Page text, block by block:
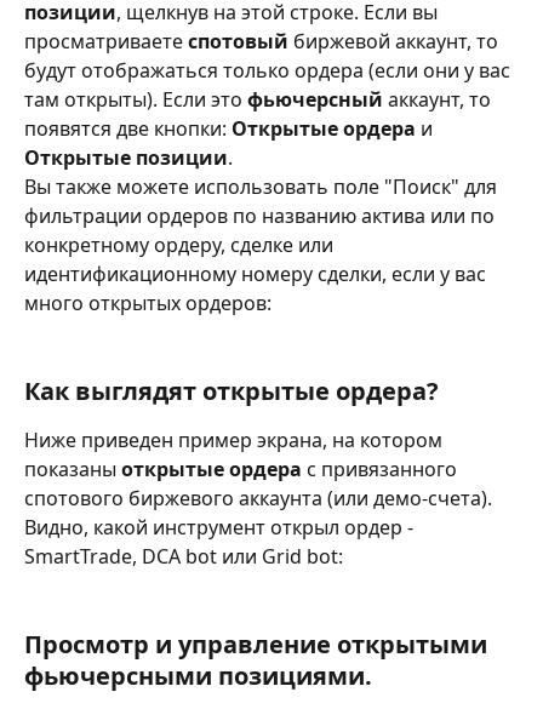
позиции, щелкнув на этой строке. Если вы
просматриваете спотовый биржевой аккаунт, то
будут отображаться только ордера (если они у вас
там открыты). Если это фьючерсный аккаунт, то
появятся две кнопки: Открытые ордера и
Открытые позиции.
Вы также можете использовать поле "Поиск" для
фильтрации ордеров по названию актива или по
конкретному ордеру, сделке или
идентификационному номеру сделки, если у вас
много открытых ордеров:
Как выглядят открытые ордера?
Ниже приведен пример экрана, на котором
показаны открытые ордера с привязанного
спотового биржевого аккаунта (или демо-счета).
Видно, какой инструмент открыл ордер -
SmartTrade, DCA bot или Grid bot:
Просмотр и управление открытыми
фьючерсными позициями.